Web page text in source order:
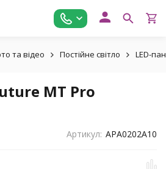
та відео Постійне світло LED-
MT Pro
Артикул: APA0202A10